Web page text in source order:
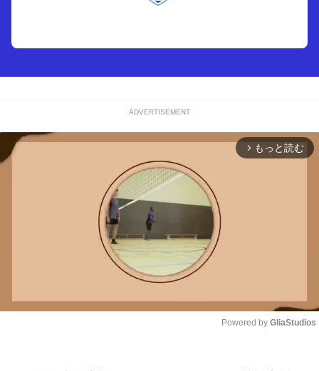
ADVERTISEMENT
arrow_forward_ios もっと読む
Powered by GliaStudios